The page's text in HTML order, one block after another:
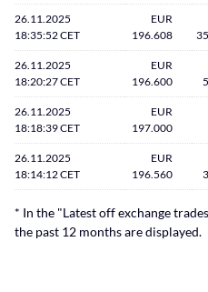
26.11.2025
18:35:52 CET
EUR
196.608
26.11.2025
18:20:27 CET
EUR
196.600
26.11.2025
18:18:39 CET
EUR
197.000
26.11.2025
18:14:12 CET
EUR
196.560
* In the "Latest off exchange
the past 12 months are displayed.